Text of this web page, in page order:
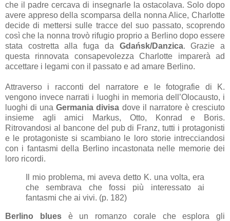
che il padre cercava di insegnarle la ostacolava. Solo dopo
avere appreso della scomparsa della nonna Alice, Charlotte
decide di mettersi sulle tracce del suo passato, scoprendo
così che la nonna trovò rifugio proprio a Berlino dopo essere
stata costretta alla fuga da Gdańsk/Danzica. Grazie a
questa rinnovata consapevolezza Charlotte imparerà ad
accettare i legami con il passato e ad amare Berlino.
Attraverso i racconti del narratore e le fotografie di K.
vengono invece narrati i luoghi in memoria dell’Olocausto, i
luoghi di unaGermania divisa dove il narratore è cresciuto
insieme agli amici Markus, Otto, Konrad e Boris.
Ritrovandosi al bancone del pub di Franz, tutti i protagonisti
e le protagoniste si scambiano le loro storie intrecciandosi
con i fantasmi della Berlino incastonata nelle memorie dei
loro ricordi.
Il mio problema, mi aveva detto K. una volta, era
che sembrava che fossi più interessato ai
fantasmi che ai vivi. (p. 182)
Berlino bluesè un romanzo corale che esplora gli